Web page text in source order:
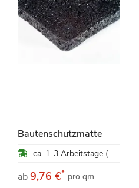
Bautenschutzmatte
ca. 1-3 Arbeitstage (Mo-Fr)
ab9,76 €* pro qm